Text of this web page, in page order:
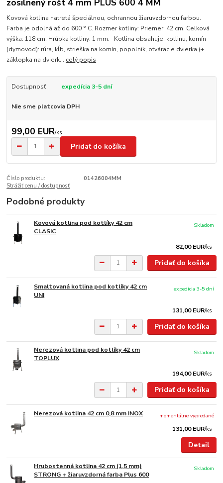
zosilnený rošt 4 mm PLUS 600 4 MM
Kovová kotlina natretá špeciálnou, ochrannou žiaruvzdornou farbou.
Farba je odolná až do 600 ° C. Rozmer kotliny: Priemer: 42 cm. Celková
výška: 118 cm. Hrúbka kotliny: 1 mm. Kotlina obsahuje: kotlinu, komín
(dymovod): rúra, kĺb, strieška na komín, popolník, otváracie dvierka (+
záklopka na dvierk... celý popis
Dostupnosť expedícia 3-5 dní
Nie sme platcovia DPH
99,00 EUR/ks
Pridať do košíka
Číslo produktu:
01426004MM
Strážiť cenu / dostupnosť
Podobné produkty
Kovová kotlina pod kotlíky 42 cm
CLASIC
82,00 EUR/ks
Skladom
Pridať do košíka
Smaltovaná kotlina pod kotlíky 42 cm
UNI
131,00 EUR/ks
expedícia 3-5 dní
Pridať do košíka
Nerezová kotlina pod kotlíky 42 cm
TOPLUX
194,00 EUR/ks
Skladom
Pridať do košíka
Nerezová kotlina 42 cm 0,8 mm INOX
131,00 EUR/ks
momentálne vypredané
Detail
Hrubostenná kotlina 42 cm (1,5 mm)
STRONG + žiaruvzdorná farba Plus 600
Skladom